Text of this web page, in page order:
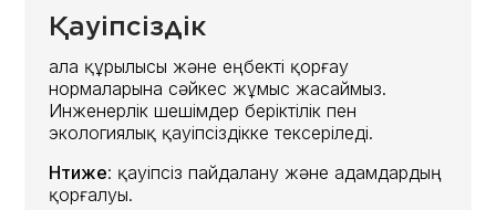
Қауіпсіздік
Қала құрылысы және еңбекті қорғау
нормаларына сәйкес жұмыс жасаймыз.
Инженерлік шешімдер беріктілік пен
экологиялық қауіпсіздікке тексеріледі.
Нәтиже: қауіпсіз пайдалану және адамдардың
қорғалуы.